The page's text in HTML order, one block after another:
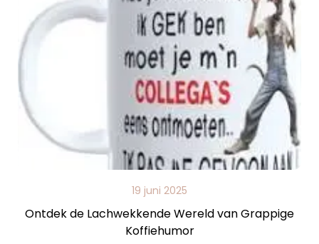
19 juni 2025
Ontdek de Lachwekkende Wereld van Grappige
Koffiehumor